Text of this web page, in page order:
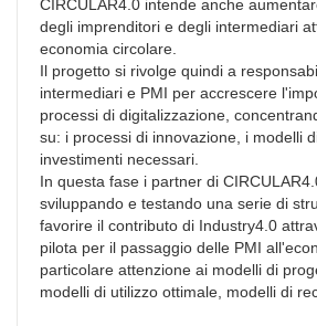
CIRCULAR4.0 intende anche
degli imprenditori e degli intermediari
economia circolare.
Il progetto si rivolge quindi a
intermediari e PMI per accrescere
processi di digitalizzazione,
su: i processi di innovazione, i modelli
investimenti necessari.
In questa fase i partner di
sviluppando e testando una serie di
favorire il contributo di Industry4.0
pilota per il passaggio delle PMI
particolare attenzione ai modelli di
modelli di utilizzo ottimale, modelli di